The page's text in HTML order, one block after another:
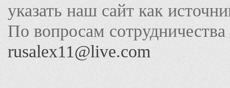
указать наш сайт как
По вопросам
rusalex11@live.com